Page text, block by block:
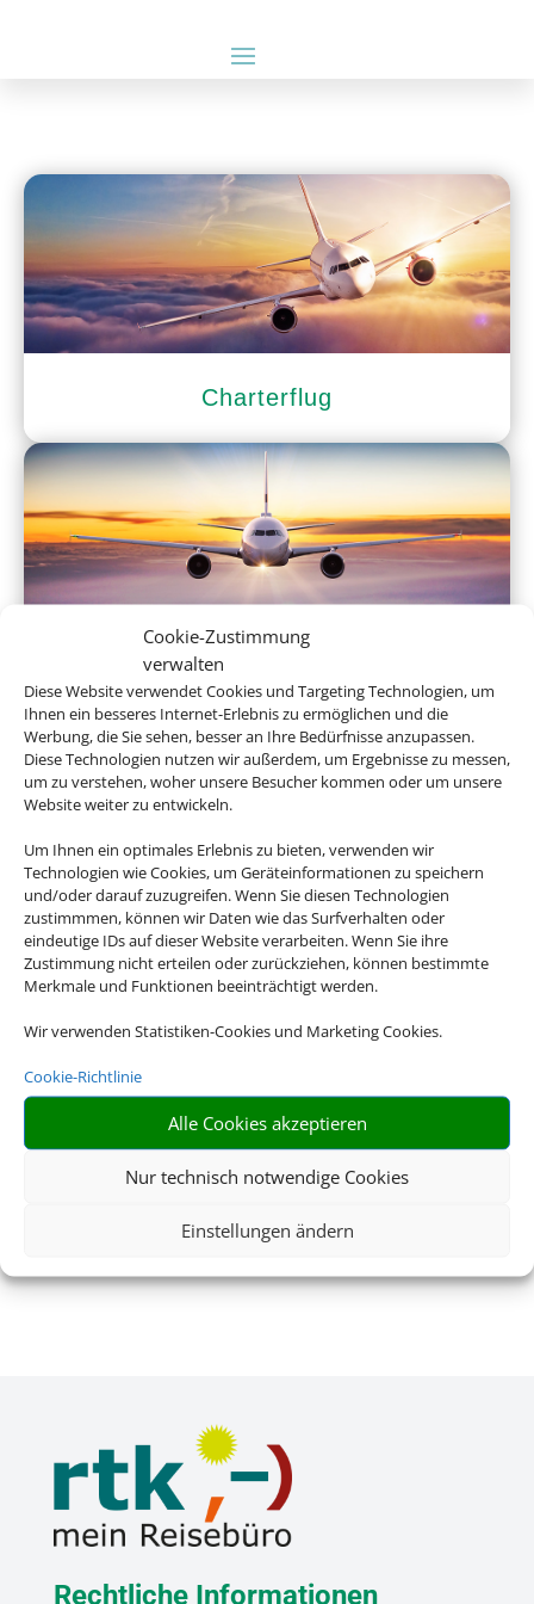
Cookie-Zustimmung
verwalten
Diese Website verwendet Cookies und Targeting Technologien, um
Ihnen ein besseres Internet-Erlebnis zu ermöglichen und die
Werbung, die Sie sehen, besser an Ihre Bedürfnisse anzupassen.
Diese Technologien nutzen wir außerdem, um Ergebnisse zu messen,
um zu verstehen, woher unsere Besucher kommen oder um unsere
Website weiter zu entwickeln.
Um Ihnen ein optimales Erlebnis zu bieten, verwenden wir
Technologien wie Cookies, um Geräteinformationen zu speichern
und/oder darauf zuzugreifen. Wenn Sie diesen Technologien
zustimmmen, können wir Daten wie das Surfverhalten oder
eindeutige IDs auf dieser Website verarbeiten. Wenn Sie ihre
Zustimmung nicht erteilen oder zurückziehen, können bestimmte
Merkmale und Funktionen beeinträchtigt werden.
Wir verwenden Statistiken-Cookies und Marketing Cookies.
Cookie-Richtlinie
Alle Cookies akzeptieren
Nur technisch notwendige Cookies
Einstellungen ändern
Charterflug
Linienflug
Mietwagen
Rechtliche Informationen